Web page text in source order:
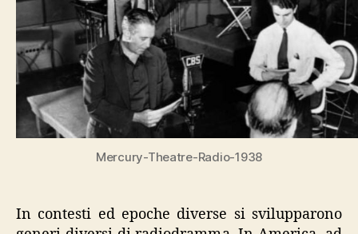
Mercury-Theatre-Radio-1938
In contesti ed epoche diverse si svilupparono